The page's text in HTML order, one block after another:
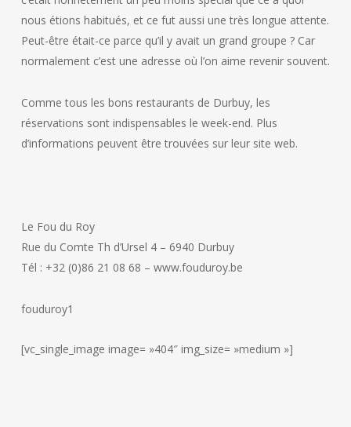
nous étions habitués, et ce fut aussi une très longue attente.
Peut-être était-ce parce qu’il y avait un grand groupe ? Car
normalement c’est une adresse où l’on aime revenir souvent.
Comme tous les bons restaurants de Durbuy, les
réservations sont indispensables le week-end. Plus
d’informations peuvent être trouvées sur leur site web.
Le Fou du Roy
Rue du Comte Th d’Ursel 4 – 6940 Durbuy
Tél : +32 (0)86 21 08 68 – www.fouduroy.be
fouduroy1
[vc_single_image image= »404″ img_size= »medium »]